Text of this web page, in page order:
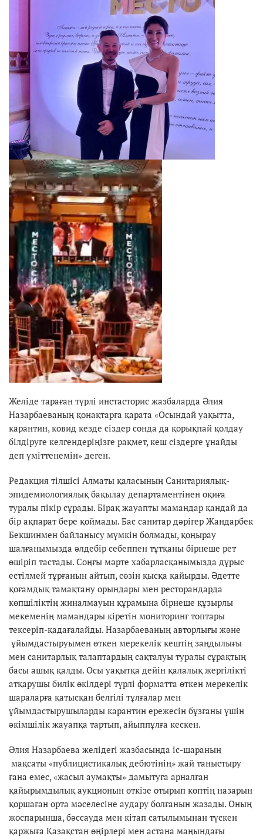
Желіде тараған түрлі инстасторис жазбаларда Әлия
Назарбаеваның қонақтарға қарата «Осындай уақытта,
карантин, ковид кезде сіздер сонда да қорықпай қолдау
білдіруге келгендеріңізге рақмет, кеш сіздерге ұнайды
деп үміттенемін» деген.
Редакция тілшісі Алматы қаласының Санитариялық-
эпидемиологиялық бақылау департаментінен оқиға
туралы пікір сұрады. Бірақ жауапты мамандар қандай да
бір ақпарат бере қоймады. Бас санитар дәрігер Жандарбек
Бекшинмен байланысу мүмкін болмады, қоңырау
шалғанымызда әлдебір себеппен тұтқаны бірнеше рет
өшіріп тастады. Соңғы мәрте хабарласқанымызда дұрыс
естілмей тұрғанын айтып, сөзін қысқа қайырды. Әдетте
қоғамдық тамақтану орындары мен ресторандарда
көпшіліктің жиналмауын құрамына бірнеше құзырлы
мекеменің мамандары кіретін мониторинг топтары
тексеріп-қадағалайды. Назарбаеваның авторлығы және
ұйымдастыруымен өткен мерекелік кештің заңдылығы
мен санитарлық талаптардың сақталуы туралы сұрақтың
басы ашық қалды. Осы уақытқа дейін қалалық жергілікті
атқарушы билік өкілдері түрлі форматта өткен мерекелік
шараларға қатысқан белгілі тұлғалар мен
ұйымдастырушыларды карантин ережесін бұзғаны үшін
әкімшілік жауапқа тартып, айыппұлға кескен.
Әлия Назарбаева желідегі жазбасында іс-шараның
мақсаты «публицистикалық дебютінің» жай таныстыру
ғана емес, «жасыл аумақты» дамытуға арналған
қайырымдылық аукционын өткізе отырып көптің назарын
қоршаған орта мәселесіне аудару болғанын жазады. Оның
жоспарынша, бәссауда мен кітап сатылымынан түскен
қаржыға Қазақстан өңірлері мен астана маңындағы